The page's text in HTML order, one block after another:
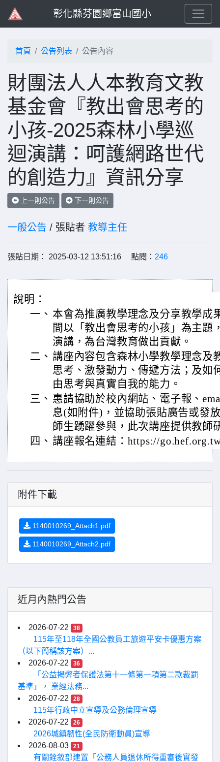
彰化縣芬園鄉富山國小
首頁 公告列表 公告內容
財團法人人本教育文教
基金會『教出會思考的
小孩-2025森林小學巡
迴演講：呵護網路世代
的創造力』資訊分享
上一則公告 下一則公告
一般公告 / 張貼者 教導主任
張貼日期： 2025-03-12 13:51:16 點閱： 246
說明：
一、 本會為推廣教學理念及分享教學成
間以「教出會思考的小孩」為主題
演講，為台灣教育做出貢獻。
二、 講座內容包含森林小學教學理念及
思考、激發動力、傳遞方法；及如
由思考與真實自我的能力。
三、 惠請協助於校內網站、電子報、
息(如附件)，並協助張貼廣告或發
師生踴躍參與，此次講座提供教師
四、 講座報名連結：https://
附件下載
1140010269_Attach1.pdf
1140010269_Attach2.pdf
近月內熱門公告
2026-07-22 38
115年至118年全國公教員工旅遊平安卡優惠方案
（以下簡稱該方案）...
2026-07-22
36
「公益揭弊者保護法第十一條第一項第二款裁罰
基準」， 業經法務...
2026-07-22
28
115年行政中立宣導及公務倫理宣導
2026-07-22
26
2026城鎮韌性(全民防衛動員)宣導
2026-08-03
21
有關銓敘部建置「公務人員退休所得重審後實發